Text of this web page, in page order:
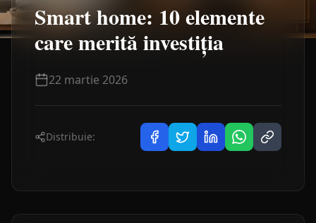
Smart home: 10 elemente
care merită investiția
22 martie 2026
Distribuie: